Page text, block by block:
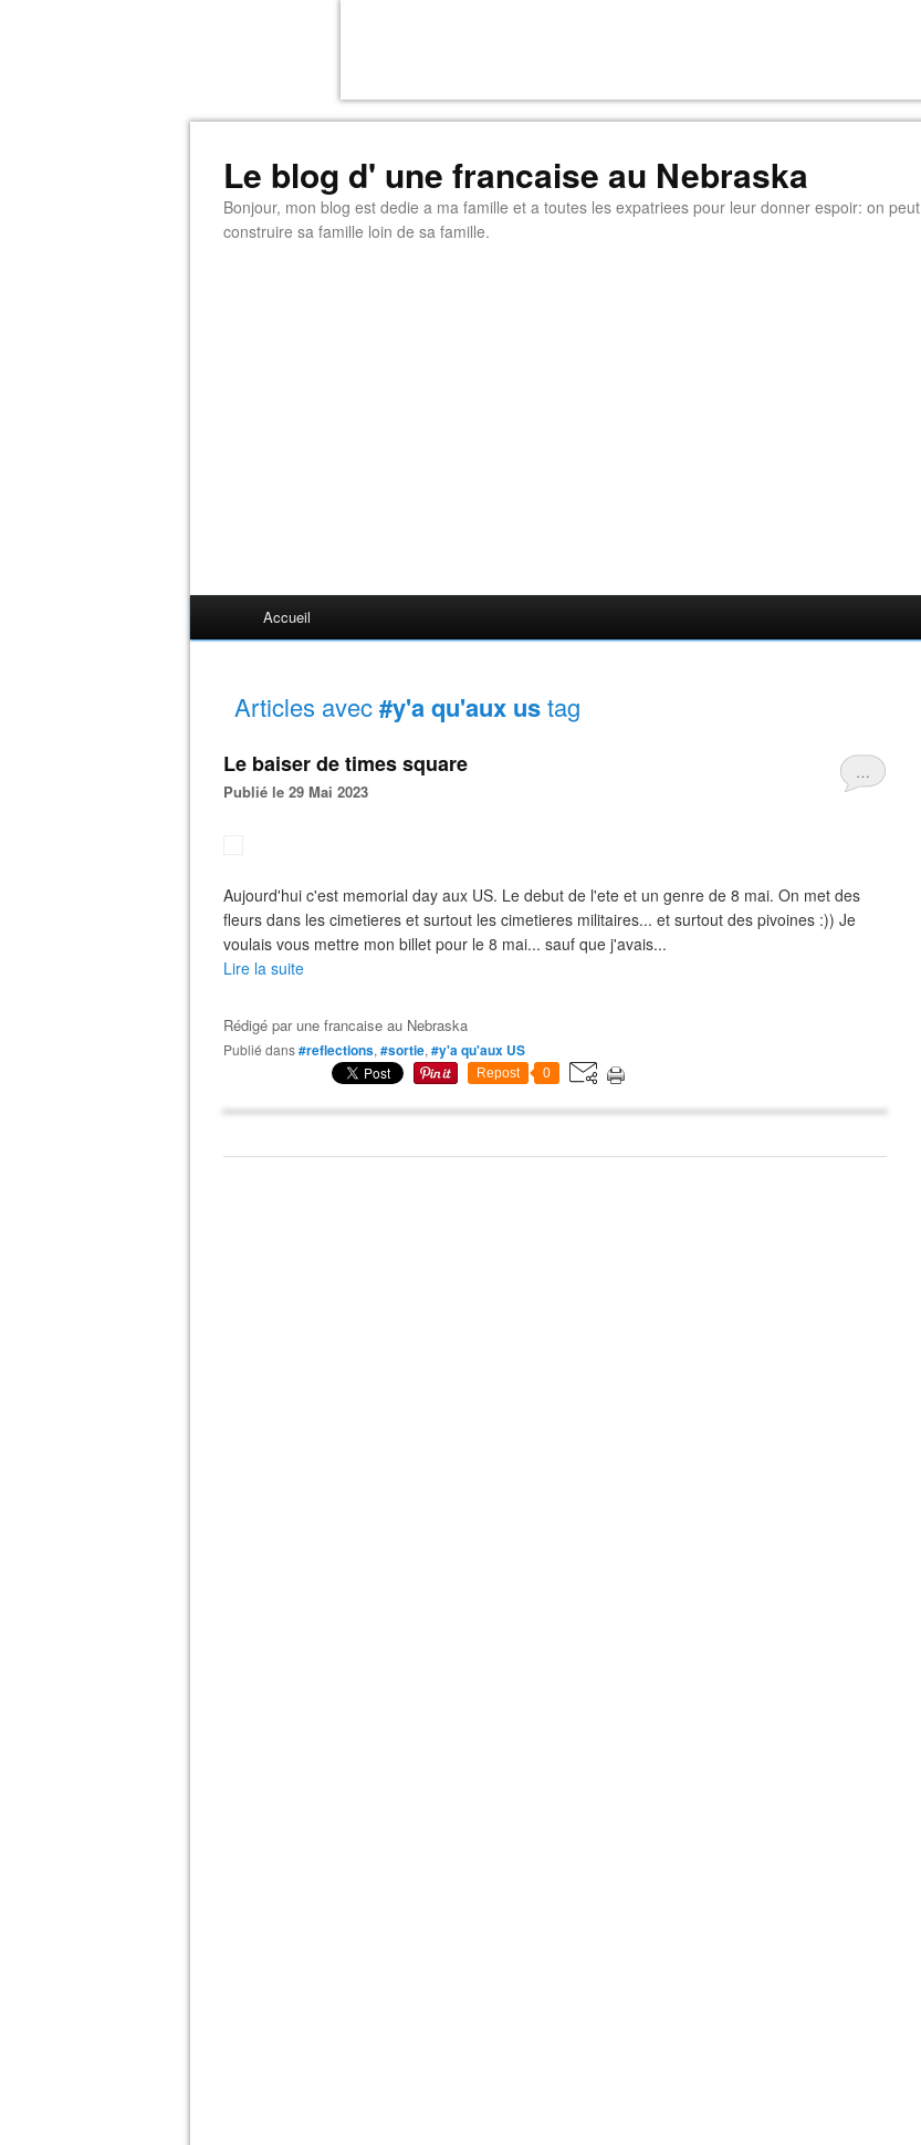
Le blog d' une francaise au Nebraska
Bonjour, mon blog est dedie a ma famille et a toutes les expatriees pour leur donner espoir: on peut
construire sa famille loin de sa famille.
Accueil
Articles avec#y'a qu'aux ustag
…
Le baiser de times square
Publié le 29 Mai 2023
Aujourd'hui c'est memorial day aux US. Le debut de l'ete et un genre de 8 mai. On met des
fleurs dans les cimetieres et surtout les cimetieres militaires... et surtout des pivoines :)) Je
voulais vous mettre mon billet pour le 8 mai... sauf que j'avais...
Lire la suite
Rédigé parune francaise au Nebraska
Publié dans#reflections, #sortie, #y'a qu'aux US
Repost 0